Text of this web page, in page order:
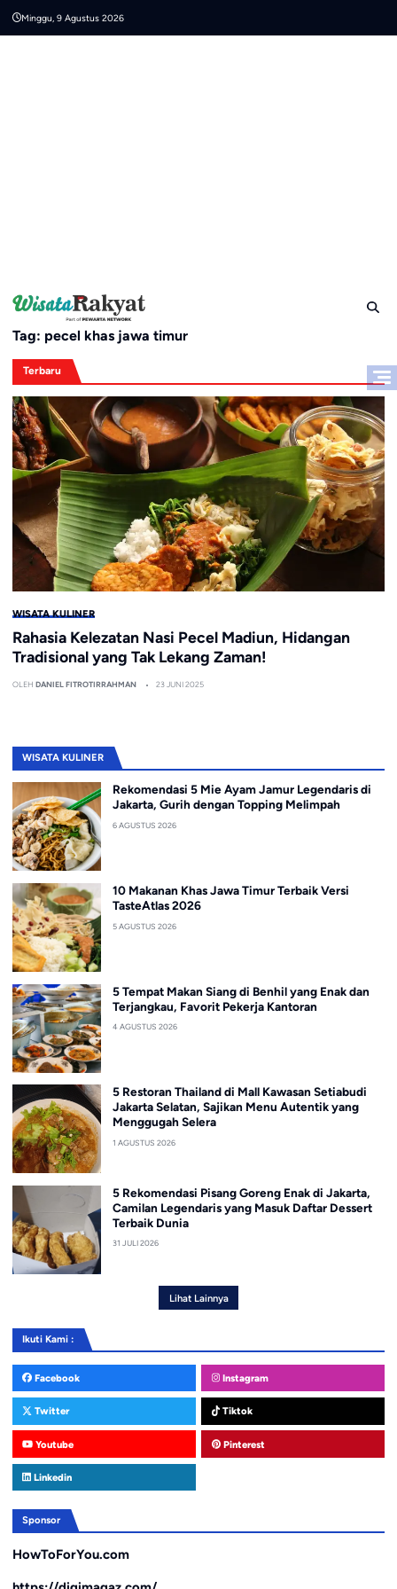
Minggu, 9 Agustus 2026
Tag: pecel khas jawa timur
Terbaru
WISATA KULINER
Rahasia Kelezatan Nasi Pecel Madiun, Hidangan
Tradisional yang Tak Lekang Zaman!
OLEH DANIEL FITROTIRRAHMAN 23 JUNI 2025
WISATA KULINER
Rekomendasi 5 Mie Ayam Jamur Legendaris di
Jakarta, Gurih dengan Topping Melimpah
6 AGUSTUS 2026
10 Makanan Khas Jawa Timur Terbaik Versi
TasteAtlas 2026
5 AGUSTUS 2026
5 Tempat Makan Siang di Benhil yang Enak dan
Terjangkau, Favorit Pekerja Kantoran
4 AGUSTUS 2026
5 Restoran Thailand di Mall Kawasan Setiabudi
Jakarta Selatan, Sajikan Menu Autentik yang
Menggugah Selera
1 AGUSTUS 2026
5 Rekomendasi Pisang Goreng Enak di Jakarta,
Camilan Legendaris yang Masuk Daftar Dessert
Terbaik Dunia
31 JULI 2026
Lihat Lainnya
Ikuti Kami :
Facebook Instagram
Twitter Tiktok
Youtube Pinterest
Linkedin
Sponsor
HowToForYou.com